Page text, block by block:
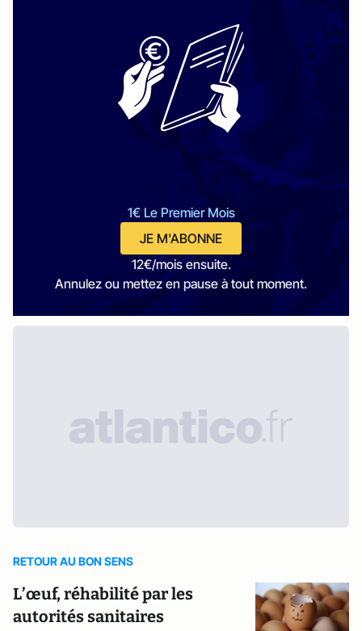
1€ Le Premier Mois
JE M'ABONNE
12€/mois ensuite.
Annulez ou mettez en pause à tout moment.
RETOUR AU BON SENS
L’œuf, réhabilité par les
autorités sanitaires